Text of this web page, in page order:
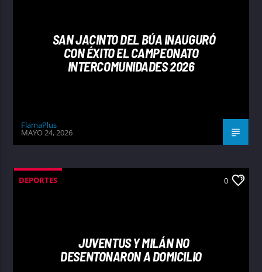
SAN JACINTO DEL BÚA INAUGURÓ
CON ÉXITO EL CAMPEONATO
INTERCOMUNIDADES 2026
FlamaPlus
MAYO 24, 2026
DEPORTES 0
JUVENTUS Y MILÁN NO
DESENTONARON A DOMICILIO